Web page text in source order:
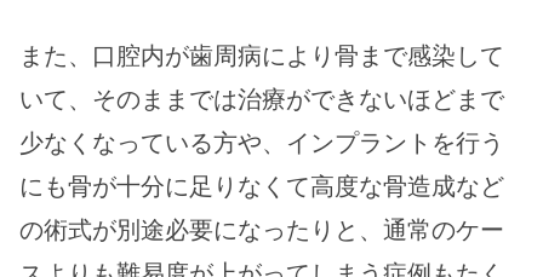
また、口腔内が歯周病により骨まで感染して
いて、そのままでは治療ができないほどまで
少なくなっている方や、インプラントを行う
にも骨が十分に足りなくて高度な骨造成など
の術式が別途必要になったりと、通常のケー